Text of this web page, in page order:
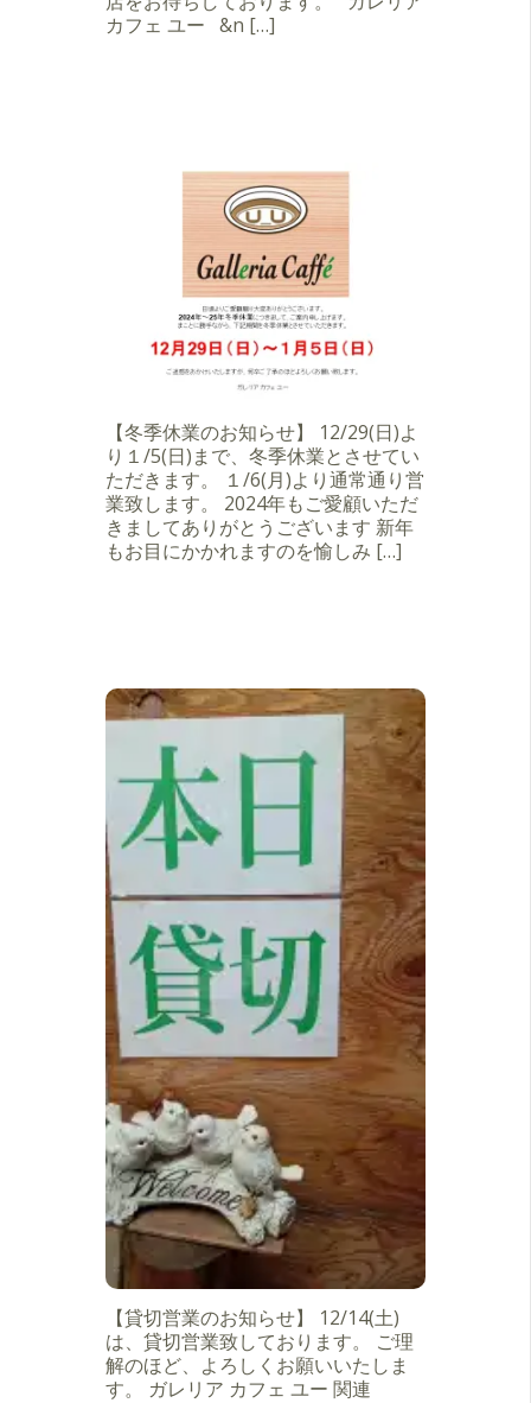
カフェ ユー &n […]
【冬季休業のお知らせ】 12/29(日)よ
り１/5(日)まで、冬季休業とさせてい
ただきます。 １/6(月)より通常通り営
業致します。 2024年もご愛顧いただ
きましてありがとうございます 新年
もお目にかかれますのを愉しみ […]
【貸切営業のお知らせ】 12/14(土)
は、貸切営業致しております。 ご理
解のほど、よろしくお願いいたしま
す。 ガレリア カフェ ユー 関連